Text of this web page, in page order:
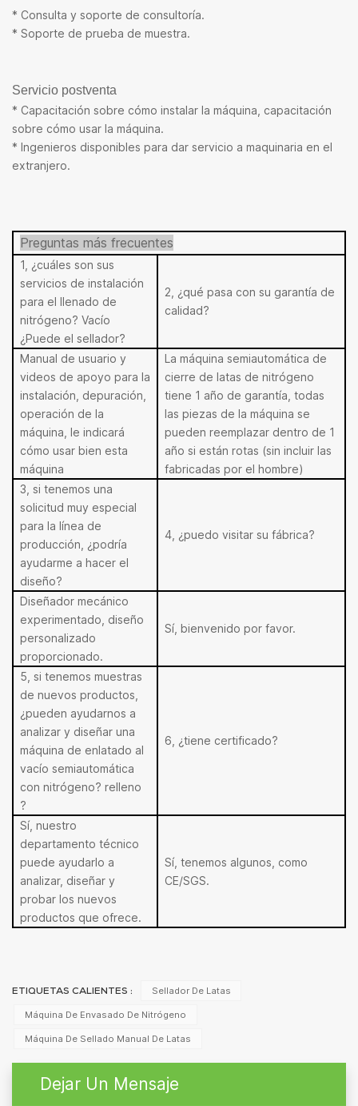
* Consulta y soporte de consultoría.
* Soporte de prueba de muestra.
Servicio postventa
* Capacitación sobre cómo instalar la máquina, capacitación
sobre cómo usar la máquina.
* Ingenieros disponibles para dar servicio a maquinaria en el
extranjero.
Preguntas más frecuentes
1, ¿cuáles son sus
servicios de instalación
para el llenado de
nitrógeno? Vacío
¿Puede el sellador?
2, ¿qué pasa con su garantía de
calidad?
Manual de usuario y
videos de apoyo para la
instalación, depuración,
operación de la
máquina, le indicará
cómo usar bien esta
máquina
La máquina semiautomática de
cierre de latas de nitrógeno
tiene 1 año de garantía, todas
las piezas de la máquina se
pueden reemplazar dentro de 1
año si están rotas (sin incluir las
fabricadas por el hombre)
3, si tenemos una
solicitud muy especial
para la línea de
producción, ¿podría
ayudarme a hacer el
diseño?
4, ¿puedo visitar su fábrica?
Diseñador mecánico
experimentado, diseño
personalizado
proporcionado.
Sí, bienvenido por favor.
5, si tenemos muestras
de nuevos productos,
¿pueden ayudarnos a
analizar y diseñar una
máquina de enlatado al
vacío semiautomática
con nitrógeno? relleno
?
6, ¿tiene certificado?
Sí, nuestro
departamento técnico
puede ayudarlo a
analizar, diseñar y
probar los nuevos
productos que ofrece.
Sí, tenemos algunos, como
CE/SGS.
ETIQUETAS CALIENTES : Sellador De Latas
Máquina De Envasado De Nitrógeno
Máquina De Sellado Manual De Latas
Dejar Un Mensaje